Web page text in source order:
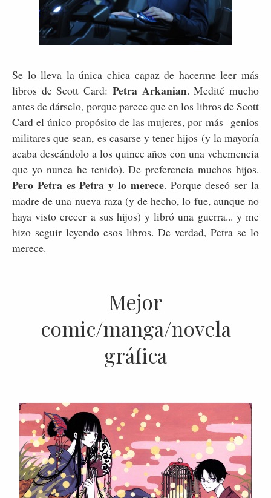
Se lo lleva la única chica capaz de hacerme leer más
libros de Scott Card: Petra Arkanian. Medité mucho
antes de dárselo, porque parece que en los libros de Scott
Card el único propósito de las mujeres, por más genios
militares que sean, es casarse y tener hijos (y la mayoría
acaba deseándolo a los quince años con una vehemencia
que yo nunca he tenido). De preferencia muchos hijos.
Pero Petra es Petra y lo merece. Porque deseó ser la
madre de una nueva raza (y de hecho, lo fue, aunque no
haya visto crecer a sus hijos) y libró una guerra... y me
hizo seguir leyendo esos libros. De verdad, Petra se lo
merece.
Mejor
comic/manga/novela
gráfica